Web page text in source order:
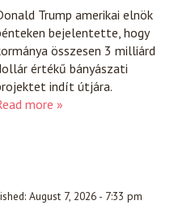
Trump amerikai elnök
bejelentette, hogy
összesen 3 milliárd
értékű bányászati
indít útjára.
more »
August 7, 2026 - 7:33 pm